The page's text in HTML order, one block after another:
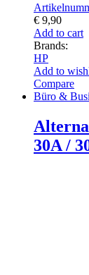
€ 9,90
Add to cart
Brands:
HP
Add to
Compare
Büro &
30A /